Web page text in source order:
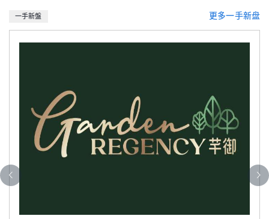
一手新盤 更多一手新盘